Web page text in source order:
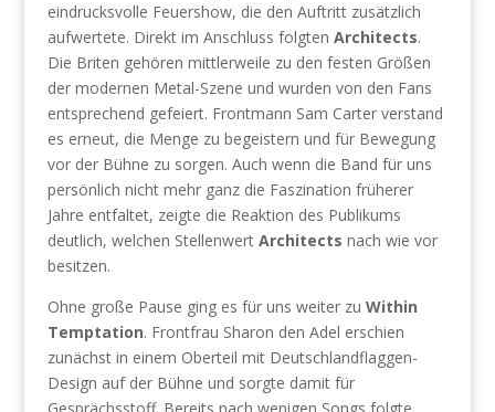
eindrucksvolle Feuershow, die den Auftritt zusätzlich
aufwertete. Direkt im Anschluss folgten Architects.
Die Briten gehören mittlerweile zu den festen Größen
der modernen Metal-Szene und wurden von den Fans
entsprechend gefeiert. Frontmann Sam Carter verstand
es erneut, die Menge zu begeistern und für Bewegung
vor der Bühne zu sorgen. Auch wenn die Band für uns
persönlich nicht mehr ganz die Faszination früherer
Jahre entfaltet, zeigte die Reaktion des Publikums
deutlich, welchen Stellenwert Architects nach wie vor
besitzen.
Ohne große Pause ging es für uns weiter zu Within
Temptation. Frontfrau Sharon den Adel erschien
zunächst in einem Oberteil mit Deutschlandflaggen-
Design auf der Bühne und sorgte damit für